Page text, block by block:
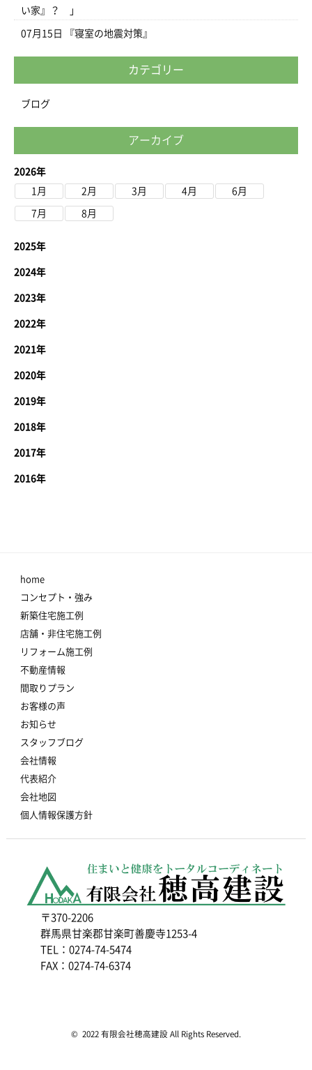
い家』？ 」
07月15日 『寝室の地震対策』
カテゴリー
ブログ
アーカイブ
2026年
1月
2月 3月 4月 6月
7月 8月
2025年
2024年
2023年
2022年
2021年
2020年
2019年
2018年
2017年
2016年
home
コンセプト・強み
新築住宅施工例
店舗・非住宅施工例
リフォーム施工例
不動産情報
間取りプラン
お客様の声
お知らせ
スタッフブログ
会社情報
代表紹介
会社地図
個人情報保護方針
〒370-2206
群馬県甘楽郡甘楽町善慶寺1253-4
TEL：0274-74-5474
FAX：0274-74-6374
© 2022 有限会社穂高建設 All Rights Reserved.